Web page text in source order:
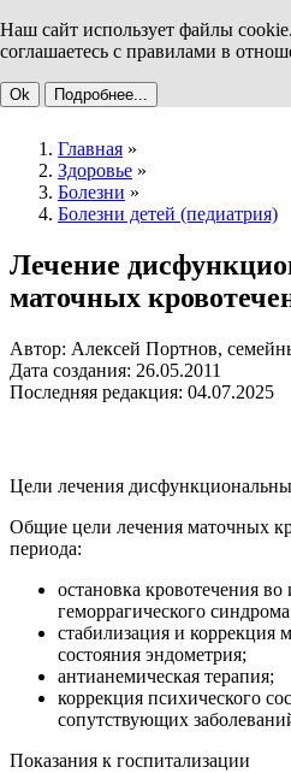
Наш сайт использует файлы
соглашаетесь с правилами в
Ok Подробнее...
Главная »
Здоровье »
Болезни »
Болезни детей (педиатрия)
Лечение
маточных
Автор: Алексей Портнов,
Дата создания: 26.05.2011
Последняя редакция: 04.07.2025
Цели лечения
Общие цели лечения маточных
периода:
остановка кровотечения во
геморрагического
стабилизация и коррекция
состояния эндометрия;
антианемическая терапия;
коррекция психического
сопутствующих
Показания к госпитализации